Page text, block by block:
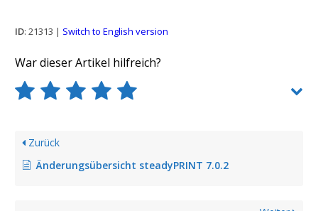
ID: 21313 | Switch to English version
War dieser Artikel hilfreich?
Zurück
Änderungsübersicht steadyPRINT 7.0.2